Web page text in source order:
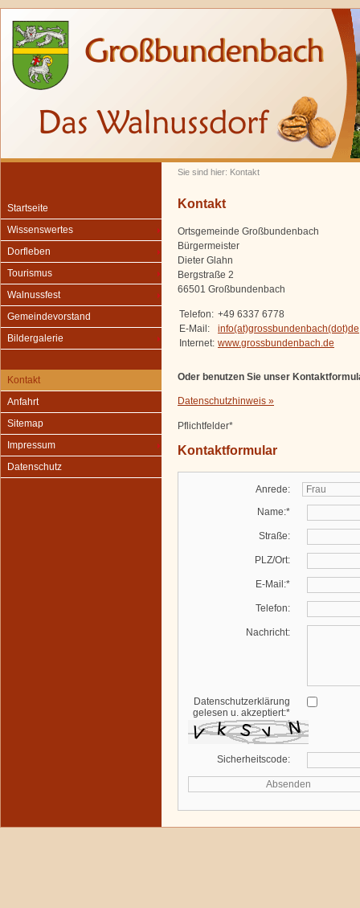
Sie sind hier: Kontakt
Startseite
Wissenswertes
Dorfleben
Tourismus
Walnussfest
Gemeindevorstand
Bildergalerie
Kontakt
Anfahrt
Sitemap
Impressum
Datenschutz
Kontakt
Ortsgemeinde Großbundenbach
Bürgermeister
Dieter Glahn
Bergstraße 2
66501 Großbundenbach
Telefon: +49 6337 6778
E-Mail:
info(at)grossbundenbach(dot)de
Internet: www.grossbundenbach.de
Oder benutzen Sie unser
Datenschutzhinweis »
Pflichtfelder*
Kontaktformular
Anrede:
Name:*
Straße:
PLZ/Ort:
E-Mail:*
Telefon:
Nachricht:
Datenschutzerklärung
gelesen u. akzeptiert:*
Sicherheitscode: